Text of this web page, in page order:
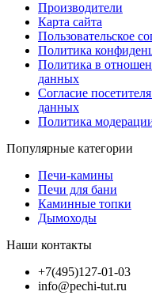
Производители
Карта сайта
Пользовательское
Политика
Политика в
данных
Согласие
данных
Политика модерации
Популярные категории
Печи-камины
Печи для бани
Каминные топки
Дымоходы
Наши контакты
+7(495)127-01-03
info@pechi-tut.ru